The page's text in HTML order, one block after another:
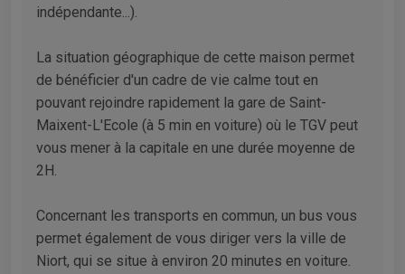
indépendante...).
La situation géographique de cette maison permet
de bénéficier d'un cadre de vie calme tout en
pouvant rejoindre rapidement la gare de Saint-
Maixent-L'Ecole (à 5 min en voiture) où le TGV peut
vous mener à la capitale en une durée moyenne de
2H.
Concernant les transports en commun, un bus vous
permet également de vous diriger vers la ville de
Niort, qui se situe à environ 20 minutes en voiture.